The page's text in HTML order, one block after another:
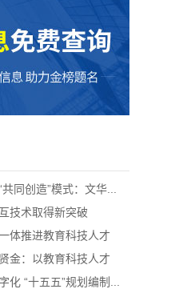
同创造”模式：文华...
技术取得新突破
体推进教育科技人才
金：以教育科技人才
“十五五”规划编制...